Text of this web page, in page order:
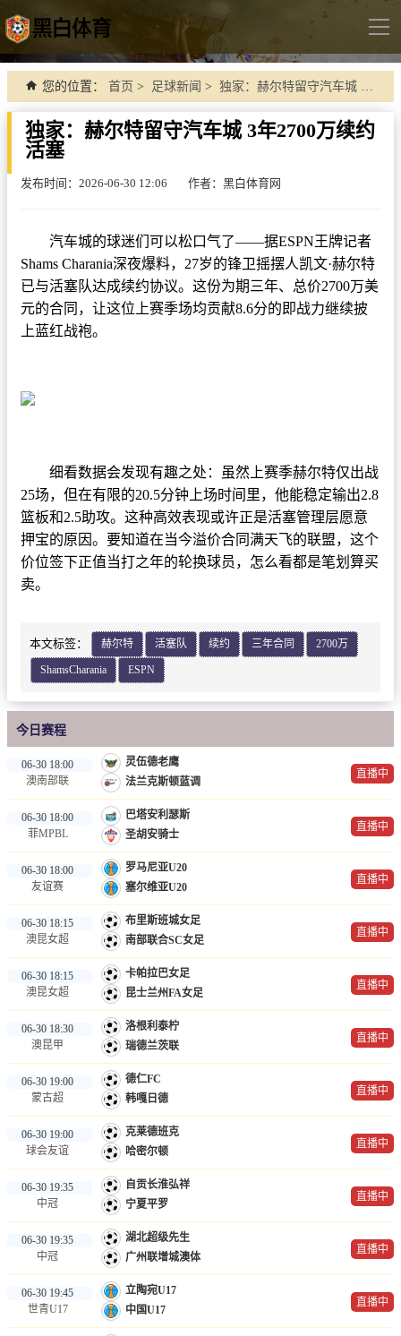
导
首页
足球直播
英超
德甲
意甲
世界杯
录像
足球录像
篮球录像
足球新闻
您的位置： 首页 > 足球新闻 > 独家：赫尔特留守汽车城 3年2700万续约活塞
独家：赫尔特留守汽车城 3年2700万续约
活塞
发布时间：2026-06-30 12:06 作者：黑白体育网
汽车城的球迷们可以松口气了——据ESPN王牌记者
Shams Charania深夜爆料，27岁的锋卫摇摆人凯文·赫尔特
已与活塞队达成续约协议。这份为期三年、总价2700万美
元的合同，让这位上赛季场均贡献8.6分的即战力继续披
上蓝红战袍。
细看数据会发现有趣之处：虽然上赛季赫尔特仅出战
25场，但在有限的20.5分钟上场时间里，他能稳定输出2.8
篮板和2.5助攻。这种高效表现或许正是活塞管理层愿意
押宝的原因。要知道在当今溢价合同满天飞的联盟，这个
价位签下正值当打之年的轮换球员，怎么看都是笔划算买
卖。
本文标签： 赫尔特 活塞队 续约 三年合同 2700万
ShamsCharania ESPN
今日赛程
06-30 18:00
澳南部联
灵伍德老鹰
法兰克斯顿蓝调
直播中
06-30 18:00
菲MPBL
巴塔安利瑟斯
圣胡安骑士
直播中
06-30 18:00
友谊赛
罗马尼亚U20
塞尔维亚U20
直播中
06-30 18:15
澳昆女超
布里斯班城女足
南部联合SC女足
直播中
06-30 18:15
澳昆女超
卡帕拉巴女足
昆士兰州FA女足
直播中
06-30 18:30
澳昆甲
洛根利泰柠
瑞德兰茨联
直播中
06-30 19:00
蒙古超
德仁FC
韩嘎日德
直播中
06-30 19:00
球会友谊
克莱德班克
哈密尔顿
直播中
06-30 19:35
中冠
自贡长淮弘祥
宁夏平罗
直播中
06-30 19:35
中冠
湖北超级先生
广州联增城澳体
直播中
06-30 19:45
世青U17
立陶宛U17
中国U17
直播中